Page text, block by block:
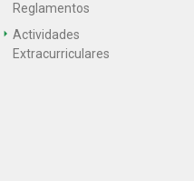
Reglamentos
Actividades
Extracurriculares